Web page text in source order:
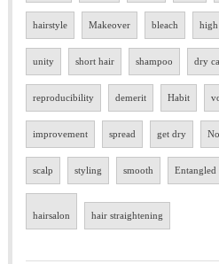
hairstyle Makeover bleach high
unity short hair shampoo dry
reproducibility demerit Habit
improvement spread get dry
scalp styling smooth Entangled
hairsalon hair straightening